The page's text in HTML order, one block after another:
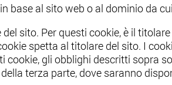
base al sito web o al dominio da
sito. Per questi cookie, è il
spetta al titolare del sito. I
cookie, gli obblighi descritti sopra
terza parte, dove saranno